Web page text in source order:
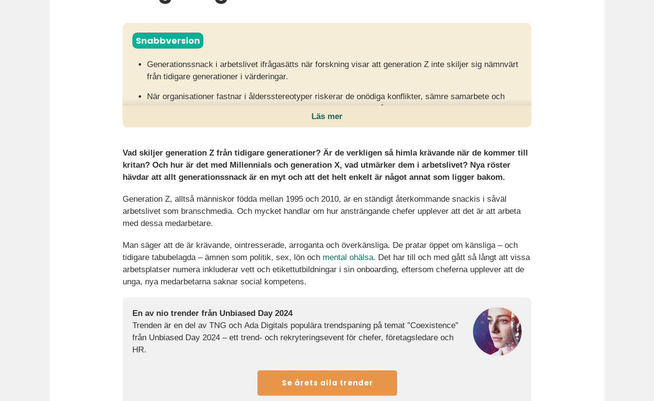
Snabbversion
Generationssnack i arbetslivet ifrågasätts när forskning visar att generation Z inte skiljer sig nämnvärt
från tidigare generationer i värderingar.
När organisationer fastnar i åldersstereotyper riskerar de onödiga konflikter, sämre samarbete och
missade affärsmöjligheter i takt med att fler generationer möts på arbetsmarknaden.
Vägen framåt handlar om att skifta perspektiv, bryta fördomar och leda mer inkluderande genom att
Läs mer
Vad skiljer generation Z från tidigare generationer? Är de verkligen så himla krävande när de kommer till
kritan? Och hur är det med Millennials och generation X, vad utmärker dem i arbetslivet? Nya röster
hävdar att allt generationssnack är en myt och att det helt enkelt är något annat som ligger bakom.
Generation Z, alltså människor födda mellan 1995 och 2010, är en ständigt återkommande snackis i såväl
arbetslivet som branschmedia. Och mycket handlar om hur ansträngande chefer upplever att det är att arbeta
med dessa medarbetare.
Man säger att de är krävande, ointresserade, arroganta och överkänsliga. De pratar öppet om känsliga – och
tidigare tabubelagda – ämnen som politik, sex, lön och mental ohälsa. Det har till och med gått så långt att vissa
arbetsplatser numera inkluderar vett och etikettutbildningar i sin onboarding, eftersom cheferna upplever att de
unga, nya medarbetarna saknar social kompetens.
En av nio trender från Unbiased Day 2024
Trenden är en del av TNG och Ada Digitals populära trendspaning på temat ”Coexistence”
från Unbiased Day 2024 – ett trend- och rekryteringsevent för chefer, företagsledare och
HR.
Se årets alla trender